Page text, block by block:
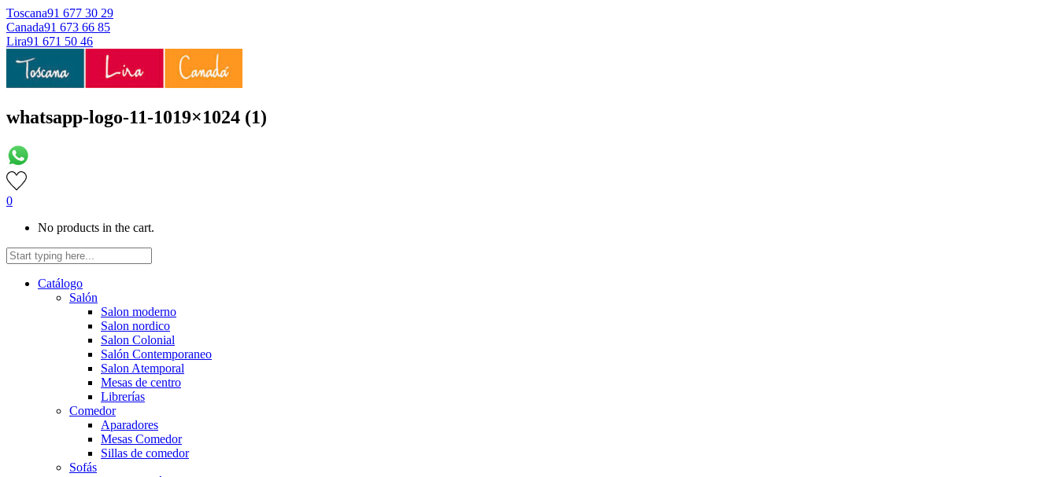
Toscana91 677 30 29
Canada91 673 66 85
Lira91 671 50 46
whatsapp-logo-11-1019×1024 (1)
0
No products in the cart.
Catálogo
Salón
Salon moderno
Salon nordico
Salon Colonial
Salón Contemporaneo
Salon Atemporal
Mesas de centro
Librerías
Comedor
Aparadores
Mesas Comedor
Sillas de comedor
Sofás